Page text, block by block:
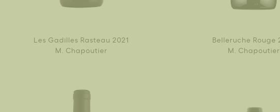
Les Gadilles Rasteau 2021
M. Chapoutier
Belleruche Rouge
M. Chapoutier